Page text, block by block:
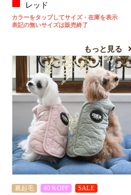
レッド
カラーをタップしてサイズ・在庫を表示
表記の無いサイズは販売終了
もっと見る
裏起毛 40％OFF SALE